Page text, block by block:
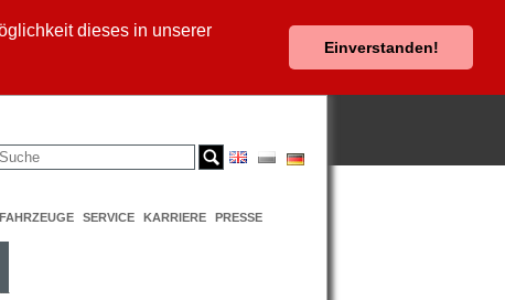
dieses in unserer
Einverstanden!
SERVICE KARRIERE PRESSE